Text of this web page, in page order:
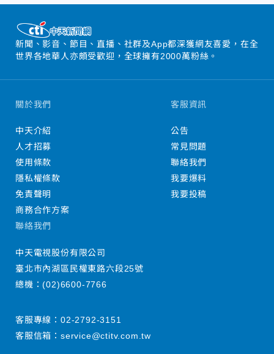
新聞、影音、節目、直播、社群及App都深獲網友喜愛，在全
世界各地華人亦頗受歡迎，全球擁有2000萬粉絲。
關於我們
中天介紹
人才招募
使用條款
隱私權條款
免責聲明
商務合作方案
客服資訊
公告
常見問題
聯絡我們
我要爆料
我要投稿
聯絡我們
中天電視股份有限公司
臺北市內湖區民權東路六段25號
總機：(02)6600-7766
客服專線： 02-2792-3151
客服信箱： service@ctitv.com.tw